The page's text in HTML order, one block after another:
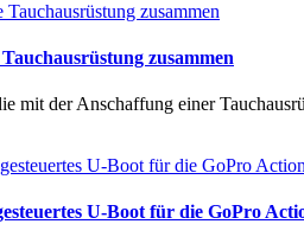
zusammen
mit der Anschaffung einer
U-Boot für die GoPro